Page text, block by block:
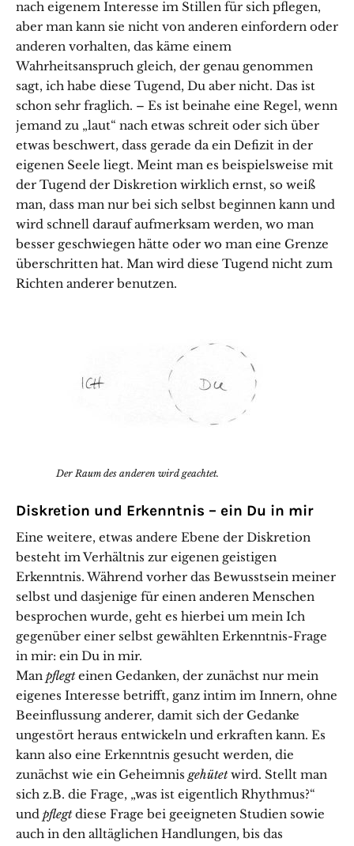
nach eigenem Interesse im Stillen für sich pflegen,
aber man kann sie nicht von anderen einfordern oder
anderen vorhalten, das käme einem
Wahrheitsanspruch gleich, der genau genommen
sagt, ich habe diese Tugend, Du aber nicht. Das ist
schon sehr fraglich. – Es ist beinahe eine Regel, wenn
jemand zu „laut“ nach etwas schreit oder sich über
etwas beschwert, dass gerade da ein Defizit in der
eigenen Seele liegt. Meint man es beispielsweise mit
der Tugend der Diskretion wirklich ernst, so weiß
man, dass man nur bei sich selbst beginnen kann und
wird schnell darauf aufmerksam werden, wo man
besser geschwiegen hätte oder wo man eine Grenze
überschritten hat. Man wird diese Tugend nicht zum
Richten anderer benutzen.
Der Raum des anderen wird geachtet.
Diskretion und Erkenntnis – ein Du in mir
Eine weitere, etwas andere Ebene der Diskretion
besteht im Verhältnis zur eigenen geistigen
Erkenntnis. Während vorher das Bewusstsein meiner
selbst und dasjenige für einen anderen Menschen
besprochen wurde, geht es hierbei um mein Ich
gegenüber einer selbst gewählten Erkenntnis-Frage
in mir: ein Du in mir.
Man pflegteinen Gedanken, der zunächst nur mein
eigenes Interesse betrifft, ganz intim im Innern, ohne
Beeinflussung anderer, damit sich der Gedanke
ungestört heraus entwickeln und erkraften kann. Es
kann also eine Erkenntnis gesucht werden, die
zunächst wie ein Geheimnis gehütetwird. Stellt man
sich z.B. die Frage, „was ist eigentlich Rhythmus?“
und pflegtdiese Frage bei geeigneten Studien sowie
auch in den alltäglichen Handlungen, bis das